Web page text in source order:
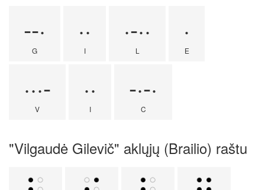
--·
G
··
I
·-··
L
·
E
···-
V
··
I
-·-·
C
"Vilgaudė Gilevič" aklųjų (Brailio) raštu